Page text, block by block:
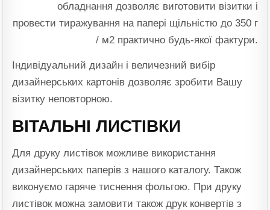
обладнання дозволяє виготовити візитки і
провести тиражування на папері щільністю до 350 г
/ м2 практично будь-якої фактури.
Індивідуальний дизайн і величезний вибір
дизайнерських картонів дозволяє зробити Вашу
візитку неповторною.
ВІТАЛЬНІ ЛИСТІВКИ
Для друку листівок можливе використання
дизайнерських паперів з нашого каталогу. Також
виконуємо гаряче тиснення фольгою. При друку
листівок можна замовити також друк конвертів з